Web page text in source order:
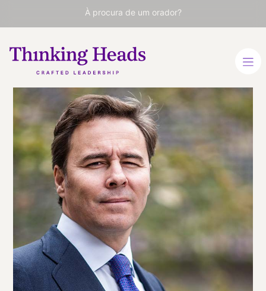
À procura de um orador?
Dimas
Gimeno
Empresário de referência
no setor do retalho
Presidente de El Corte
Inglés (2014-2018)
ESPANHOL
INGLÊS
VER PERFIL
Viaja